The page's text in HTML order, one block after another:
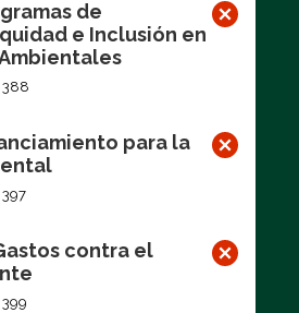
de
e Inclusión en
388
para la
contra el